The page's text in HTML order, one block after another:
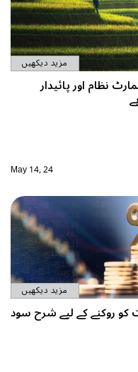
مزید دیکھیں
نظام اور پائیدار
May 14, 24
مزید دیکھیں
کو روکنے کے لیے شرح سود